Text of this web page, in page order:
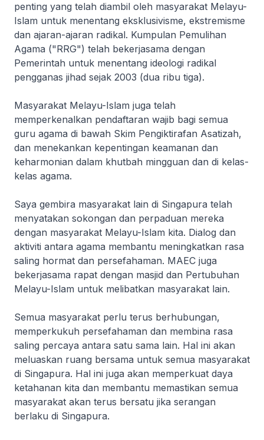
penting yang telah diambil oleh masyarakat Melayu-
Islam untuk menentang eksklusivisme, ekstremisme
dan ajaran-ajaran radikal. Kumpulan Pemulihan
Agama ("RRG") telah bekerjasama dengan
Pemerintah untuk menentang ideologi radikal
pengganas jihad sejak 2003 (dua ribu tiga).
Masyarakat Melayu-Islam juga telah
memperkenalkan pendaftaran wajib bagi semua
guru agama di bawah Skim Pengiktirafan Asatizah,
dan menekankan kepentingan keamanan dan
keharmonian dalam khutbah mingguan dan di kelas-
kelas agama.
Saya gembira masyarakat lain di Singapura telah
menyatakan sokongan dan perpaduan mereka
dengan masyarakat Melayu-Islam kita. Dialog dan
aktiviti antara agama membantu meningkatkan rasa
saling hormat dan persefahaman. MAEC juga
bekerjasama rapat dengan masjid dan Pertubuhan
Melayu-Islam untuk melibatkan masyarakat lain.
Semua masyarakat perlu terus berhubungan,
memperkukuh persefahaman dan membina rasa
saling percaya antara satu sama lain. Hal ini akan
meluaskan ruang bersama untuk semua masyarakat
di Singapura. Hal ini juga akan memperkuat daya
ketahanan kita dan membantu memastikan semua
masyarakat akan terus bersatu jika serangan
berlaku di Singapura.